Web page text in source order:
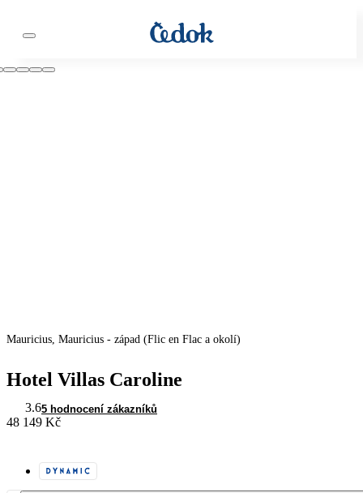
Mauricius, Mauricius - západ (Flic en Flac a okolí)
Hotel Villas Caroline
3.65 hodnocení zákazníků
48 149 Kč